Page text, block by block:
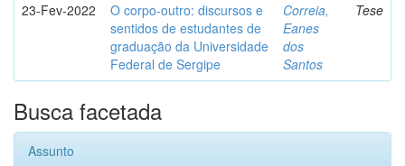
23-Fev-2022
O corpo-outro: discursos e
sentidos de estudantes de
graduação da Universidade
Federal de Sergipe
Correia,
Eanes
dos
Santos
Tese
Busca facetada
Assunto